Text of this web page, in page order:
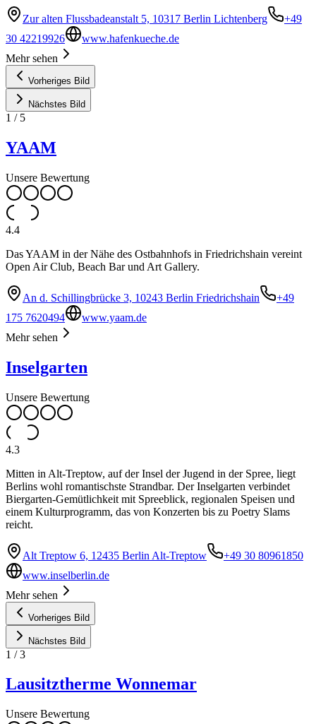
Zur alten Flussbadeanstalt 5, 10317 Berlin Lichtenberg
+49
30 42219926
www.hafenkueche.de
Mehr sehen
Vorheriges Bild
Nächstes Bild
1 / 5
YAAM
Unsere Bewertung
4.4
Das YAAM in der Nähe des Ostbahnhofs in Friedrichshain vereint
Open Air Club, Beach Bar und Art Gallery.
An d. Schillingbrücke 3, 10243 Berlin Friedrichshain
+49
175 7620494
www.yaam.de
Mehr sehen
Inselgarten
Unsere Bewertung
4.3
Mitten in Alt-Treptow, auf der Insel der Jugend in der Spree, liegt
Berlins wohl romantischste Strandbar. Der Inselgarten verbindet
Biergarten-Gemütlichkeit mit Spreeblick, regionalen Speisen und
einem Kulturprogramm, das von Konzerten bis zu Poetry Slams
reicht.
Alt Treptow 6, 12435 Berlin Alt-Treptow
+49 30 80961850
www.inselberlin.de
Mehr sehen
Vorheriges Bild
Nächstes Bild
1 /3
Lausitztherme Wonnemar
Unsere Bewertung